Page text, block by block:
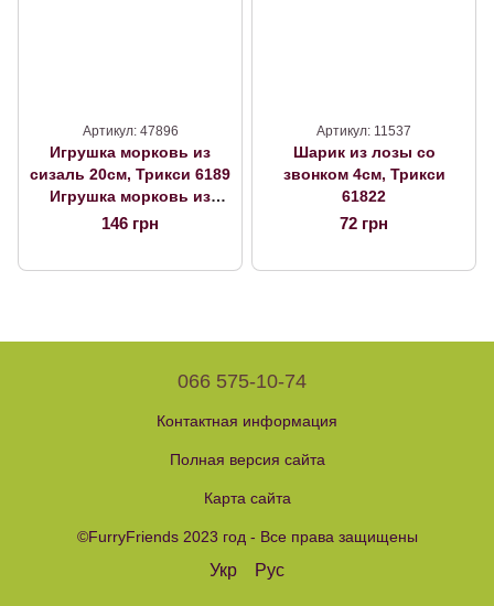
Артикул: 47896
Игрушка морковь из
сизаль 20см, Трикси 6189
Игрушка морковь из
сизаль, Трикси 6189
146 грн
Артикул: 11537
Шарик из лозы со
звонком 4см, Трикси
61822
72 грн
066 575-10-74
Контактная информация
Полная версия сайта
Карта сайта
©FurryFriends 2023 год - Все права защищены
Укр Рус